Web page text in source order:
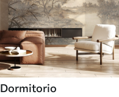
Dormitorio